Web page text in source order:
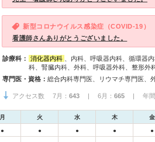
新型コロナウイルス感染症（COVID-19）
看護師さんありがとうございました。
診療科： 消化器内科
、内科、呼吸器内科、循環器
科、腎臓内科、外科、呼吸器外科、整形外
専門医・資格：
アクセス数 7月： 643 | 6月： 665 | 年間
月 火 水 木 金
● ● ● ● ●